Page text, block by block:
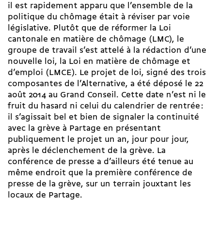
il est rapidement apparu que l’ensemble de la
politique du chômage était à réviser par voie
législative. Plutôt que de réformer la Loi
cantonale en matière de chômage (LMC), le
groupe de travail s’est attelé à la rédaction d’une
nouvelle loi, la Loi en matière de chômage et
d’emploi (LMCE). Le projet de loi, signé des trois
composantes de l’Alternative, a été déposé le 22
août 2014 au Grand Conseil. Cette date n’est ni le
fruit du hasard ni celui du calendrier de rentrée :
il s’agissait bel et bien de signaler la continuité
avec la grève à Partage en présentant
publiquement le projet un an, jour pour jour,
après le déclenchement de la grève. La
conférence de presse a d’ailleurs été tenue au
même endroit que la première conférence de
presse de la grève, sur un terrain jouxtant les
locaux de Partage.